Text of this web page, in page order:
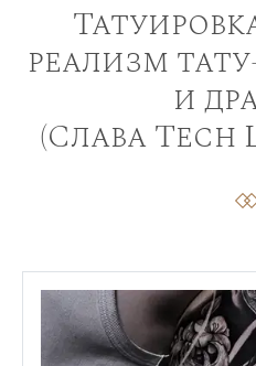
реализм
и
(Слава Tech